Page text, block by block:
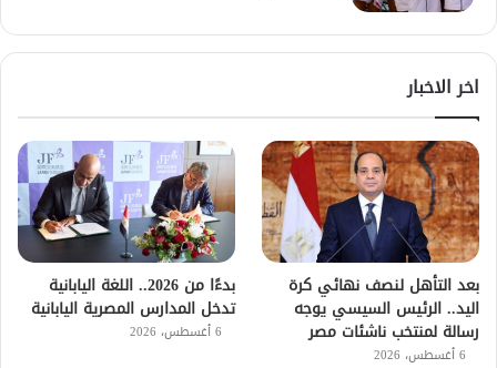
اخر الاخبار
بعد التأهل لنصف نهائي كرة
اليد.. الرئيس السيسي يوجه
رسالة لمنتخب ناشئات مصر
6 أغسطس، 2026
بدءًا من 2026.. اللغة اليابانية
تدخل المدارس المصرية اليابانية
6 أغسطس، 2026